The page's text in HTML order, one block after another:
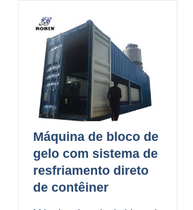
Máquina de bloco de
gelo com sistema de
resfriamento direto
de contêiner